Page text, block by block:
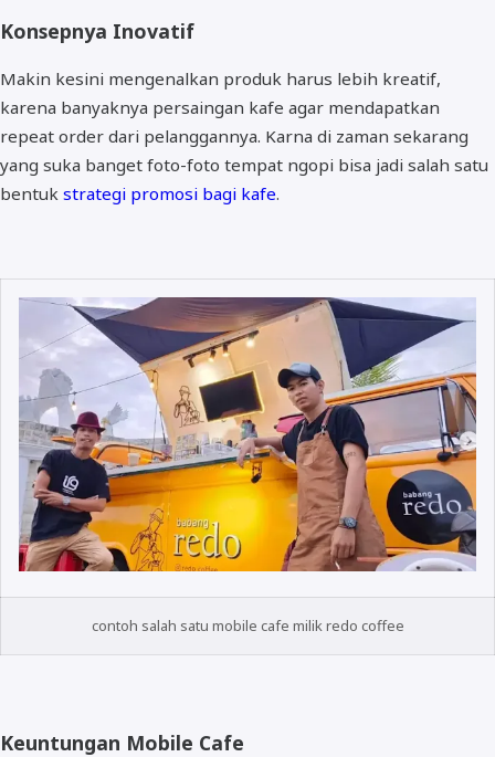
Konsepnya Inovatif
Makin kesini mengenalkan produk harus lebih kreatif,
karena banyaknya persaingan kafe agar mendapatkan
repeat order dari pelanggannya. Karna di zaman sekarang
yang suka banget foto-foto tempat ngopi bisa jadi salah satu
bentuk strategi promosi bagi kafe.
contoh salah satu mobile cafe milik redo coffee
Keuntungan Mobile Cafe